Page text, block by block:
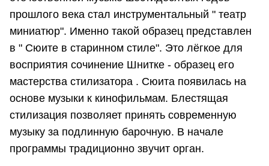
прошлого века стал инструментальный " театр
миниатюр". Именно такой образец представлен
в " Сюите в старинном стиле". Это лёгкое для
восприятия сочинение Шнитке - образец его
мастерства стилизатора . Сюита появилась на
основе музыки к кинофильмам. Блестящая
стилизация позволяет принять современную
музыку за подлинную барочную. В начале
программы традиционно звучит орган.